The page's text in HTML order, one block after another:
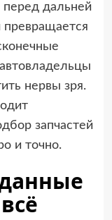
дальней
нервы зря.
запчастей
и точно.